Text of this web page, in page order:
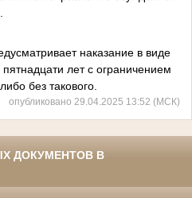
наказание в виде
лет с ограничением
без такового.
опубликовано 29.04.2025 13:52 (МСК)
ДОКУМЕНТОВ В